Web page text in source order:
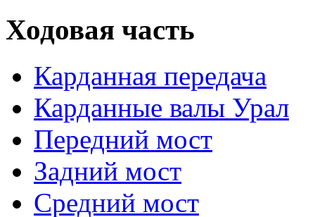
Ходовая часть
Карданная передача
Карданные валы Урал
Передний мост
Задний мост
Средний мост